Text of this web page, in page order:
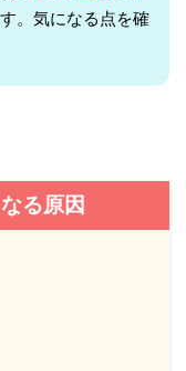
。気になる点を確
る原因